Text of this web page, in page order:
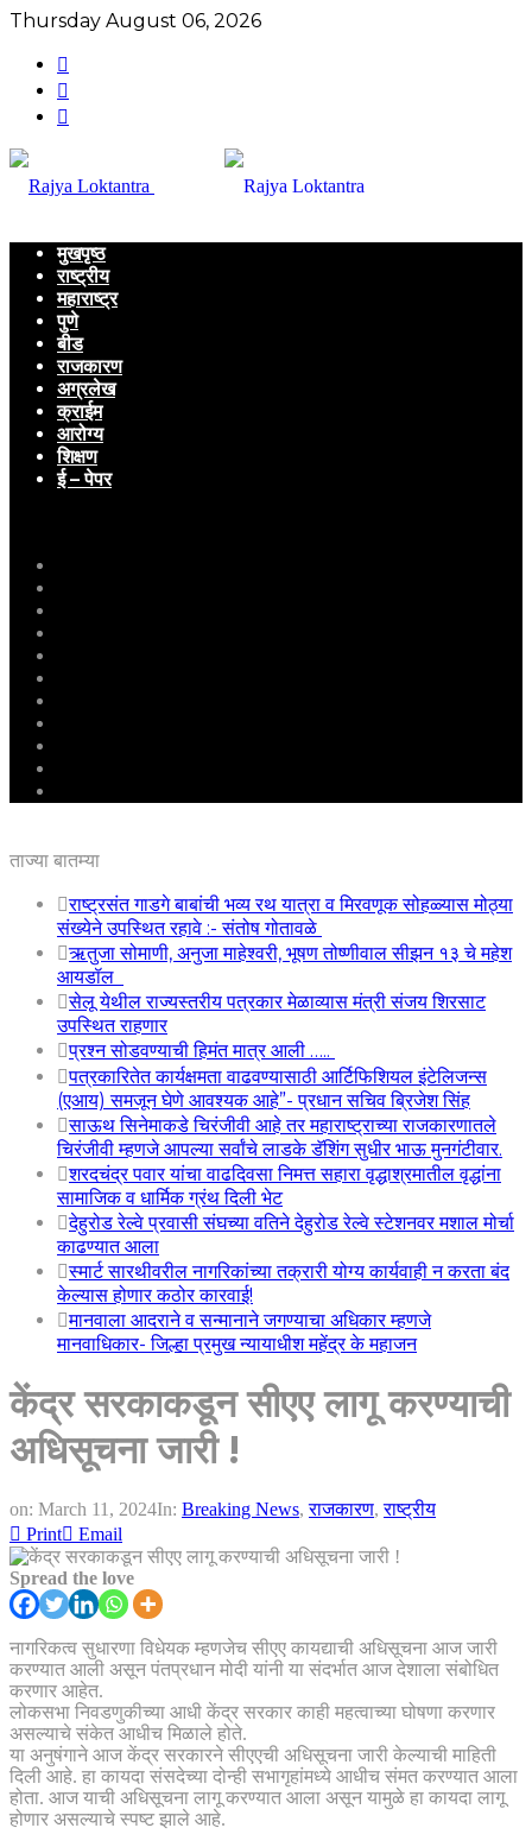
Thursday August 06, 2026
मुखपृष्ठ
राष्ट्रीय
महाराष्ट्र
पुणे
बीड
राजकारण
अग्रलेख
क्राईम
आरोग्य
शिक्षण
ई – पेपर
ताज्या बातम्या
राष्ट्रसंत गाडगे बाबांची भव्य रथ यात्रा व मिरवणूक सोहळ्यास मोठ्या
संख्येने उपस्थित रहावे :- संतोष गोतावळे
ऋतुजा सोमाणी, अनुजा माहेश्वरी, भूषण तोष्णीवाल सीझन १३ चे महेश
आयडॉल
सेलू येथील राज्यस्तरीय पत्रकार मेळाव्यास मंत्री संजय शिरसाट
उपस्थित राहणार
प्रश्न सोडवण्याची हिमंत मात्र आली …..
पत्रकारितेत कार्यक्षमता वाढवण्यासाठी आर्टिफिशियल इंटेलिजन्स
(एआय) समजून घेणे आवश्यक आहे”- प्रधान सचिव ब्रिजेश सिंह
साऊथ सिनेमाकडे चिरंजीवी आहे तर महाराष्ट्राच्या राजकारणातले
चिरंजीवी म्हणजे आपल्या सर्वांचे लाडके डॅशिंग सुधीर भाऊ मुनगंटीवार.
शरदचंद्र पवार यांचा वाढदिवसा निमत्त सहारा वृद्धाश्रमातील वृद्धांना
सामाजिक व धार्मिक ग्रंथ दिली भेट
देहुरोड रेल्वे प्रवासी संघच्या वतिने देहुरोड रेल्वे स्टेशनवर मशाल मोर्चा
काढण्यात आला
स्मार्ट सारथीवरील नागरिकांच्या तक्रारी योग्य कार्यवाही न करता बंद
केल्यास होणार कठोर कारवाई!
मानवाला आदराने व सन्मानाने जगण्याचा अधिकार म्हणजे
मानवाधिकार- जिल्हा प्रमुख न्यायाधीश महेंद्र के महाजन
केंद्र सरकाकडून सीएए लागू करण्याची
अधिसूचना जारी !
on: March 11, 2024In: Breaking News,राजकारण,राष्ट्रीय
Print
Email
Spread the love
नागरिकत्व सुधारणा विधेयक म्हणजेच सीएए कायद्याची अधिसूचना आज जारी
करण्यात आली असून पंतप्रधान मोदी यांनी या संदर्भात आज देशाला संबोधित
करणार आहेत.
लोकसभा निवडणुकीच्या आधी केंद्र सरकार काही महत्वाच्या घोषणा करणार
असल्याचे संकेत आधीच मिळाले होते.
या अनुषंगाने आज केंद्र सरकारने सीएएची अधिसूचना जारी केल्याची माहिती
दिली आहे. हा कायदा संसदेच्या दोन्ही सभागृहांमध्ये आधीच संमत करण्यात आला
होता. आज याची अधिसूचना लागू करण्यात आला असून यामुळे हा कायदा लागू
होणार असल्याचे स्पष्ट झाले आहे.